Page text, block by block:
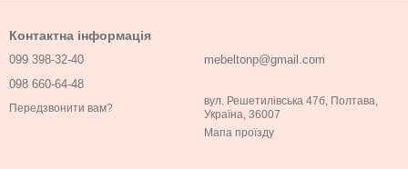
Контактна інформація
099 398-32-40
098 660-64-48
Передзвонити вам?
mebeltonp@gmail.com
вул. Решетилівська 47б, Полтава,
Україна, 36007
Мапа проїзду